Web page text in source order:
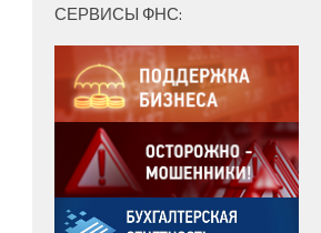
СЕРВИСЫ ФНС: